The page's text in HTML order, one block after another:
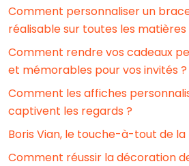
Comment personnaliser un
réalisable sur toutes les matières
Comment rendre vos cadeaux
et mémorables pour vos invités ?
Comment les affiches
captivent les regards ?
Boris Vian, le touche-à-tout de
Comment réussir la décoration